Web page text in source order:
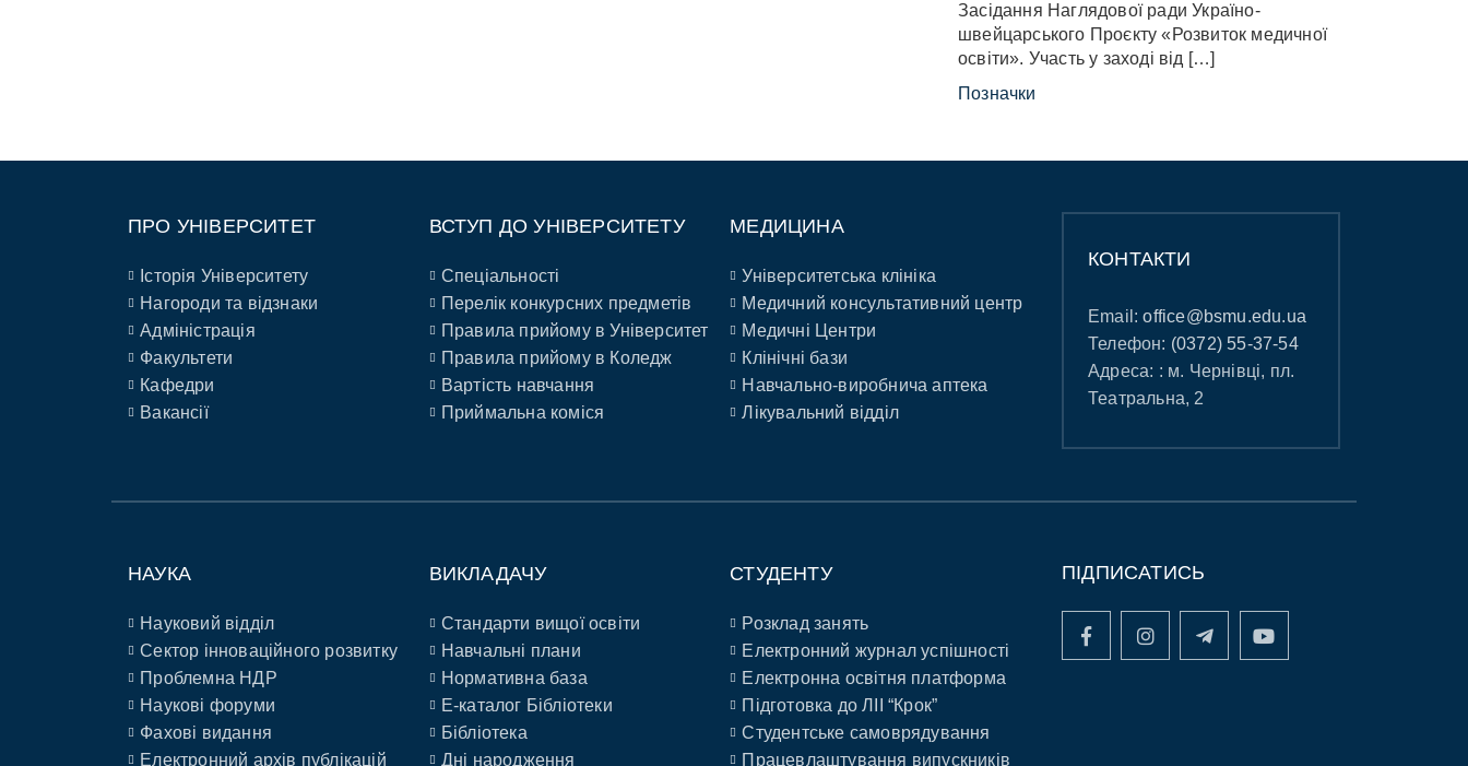
Засідання Наглядової ради Україно-
швейцарського Проєкту «Розвиток медичної
освіти». Участь у заході від […]
Позначки
ПРО УНІВЕРСИТЕТ
Історія Університету
Нагороди та відзнаки
Адміністрація
Факультети
Кафедри
Вакансії
ВСТУП ДО УНІВЕРСИТЕТУ
Спеціальності
Перелік конкурсних предметів
Правила прийому в Університет
Правила прийому в Коледж
Вартість навчання
Приймальна коміся
МЕДИЦИНА
Університетська клініка
Медичний консультативний центр
Медичні Центри
Клінічні бази
Навчально-виробнича аптека
Лікувальний відділ
КОНТАКТИ
Email:office@bsmu.edu.ua
Телефон: (0372) 55-37-54
Адреса: : м. Чернівці, пл.
Театральна, 2
НАУКА
Науковий відділ
Сектор інноваційного розвитку
Проблемна НДР
Наукові форуми
Фахові видання
Електронний архів публікацій
ВИКЛАДАЧУ
Стандарти вищої освіти
Навчальні плани
Нормативна база
E-каталог Бібліотеки
Бібліотека
Дні народження
СТУДЕНТУ
Розклад занять
Електронний журнал успішності
Електронна освітня платформа
Підготовка до ЛІІ “Крок”
Студентське самоврядування
Працевлаштування випускників
ПІДПИСАТИСЬ